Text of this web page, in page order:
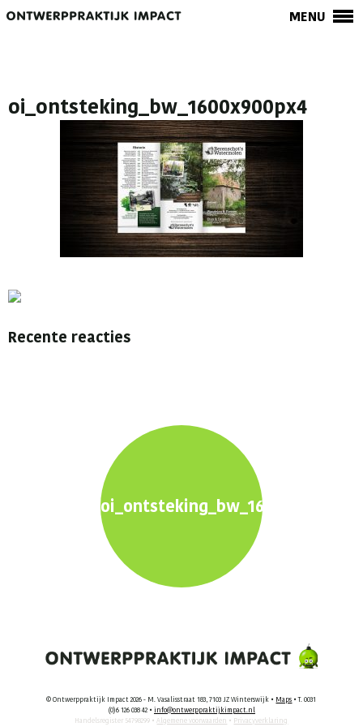
MENU
oi_ontsteking_bw_1600x900px4
Recente reacties
oi_ontsteking_bw_1600x900px4
© Ontwerppraktijk Impact 2026 - M. Vasalisstraat 183, 7103 JZ Winterswijk • Maps • T. 0031
(0)6 126 038 42 • info@ontwerppraktijkimpact.nl
Handelsregister 54798299 •Algemene voorwaarden • Privacyverklaring